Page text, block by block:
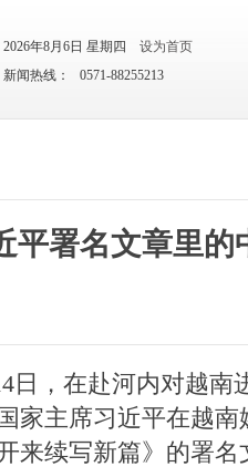
2026年8月6日 星期四
设为首页
新闻热线： 0571-88255213
平署名文章里的
日，在赴河内对越南
家主席习近平在越
来续写新篇》的署名